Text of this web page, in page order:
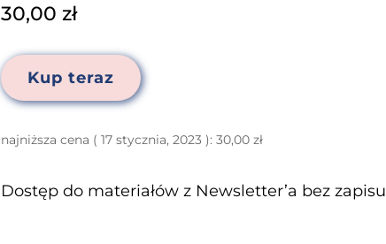
30,00zł
Kup teraz
najniższa cena ( 17 stycznia, 2023 ):30,00zł
Dostęp do materiałów z Newsletter’a bez zapisu